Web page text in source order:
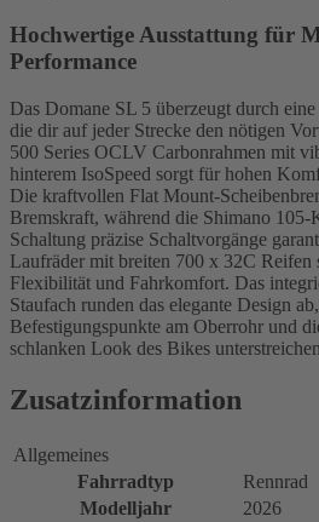
Hochwertige Ausstattung für
Performance
Das Domane SL 5 überzeugt durch
die dir auf jeder Strecke den nötigen
500 Series OCLV Carbonrahmen mit
hinterem IsoSpeed sorgt für hohen
Die kraftvollen Flat Mount-
Bremskraft, während die Shimano
Schaltung präzise Schaltvorgänge
Laufräder mit breiten 700 x 32C Reifen
Flexibilität und Fahrkomfort. Das
Staufach runden das elegante Design
Befestigungspunkte am Oberrohr und
schlanken Look des Bikes
Zusatzinformation
Allgemeines
Fahrradtyp
Rennrad
Modelljahr
2026